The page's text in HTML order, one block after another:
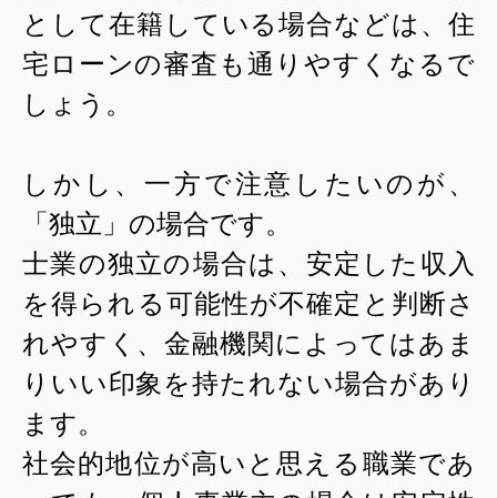
として在籍している場合などは、住
宅ローンの審査も通りやすくなるで
しょう。
しかし、一方で注意したいのが、
「独立」の場合です。
士業の独立の場合は、安定した収入
を得られる可能性が不確定と判断さ
れやすく、金融機関によってはあま
りいい印象を持たれない場合があり
ます。
社会的地位が高いと思える職業であ